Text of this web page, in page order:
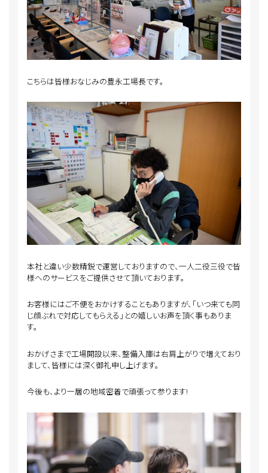
こちらは皆様おなじみの豊永工場長です。
本社と違い少数精鋭で運営しておりますので、一人二役三役で皆
様へのサービスをご提供させて頂いております。
お客様にはご不便をおかけすることもありますが、「いつ来ても同
じ顔ぶれで対応してもらえる」との嬉しいお声を頂く事もありま
す。
おかげさまで工場開設以来、整備入庫は右肩上がりで増えており
まして、皆様には深く御礼申し上げます。
今後も、より一層の地域密着で頑張って参ります!